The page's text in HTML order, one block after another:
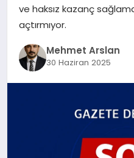
SAĞLIK
ve haksız kazanç
açtırmıyor.
Mehmet Arslan
30 Haziran 2025